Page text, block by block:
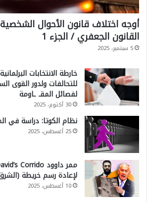
أوجه اختلاف قانون الأحوال
القانون الجعفري / الجزء 1
5 سبتمبر، 2025
للتحالفات ولدور القوى
لفصائل المقـ ـاومة
30 أكتوبر، 2025
نظام الكوتا: دراسة في
25 أغسطس، 2025
لإعادة رسم خريطة
10 أغسطس، 2025